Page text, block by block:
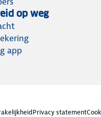
op weg
app
Privacy statement